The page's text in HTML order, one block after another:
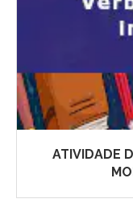
ATIVIDADE